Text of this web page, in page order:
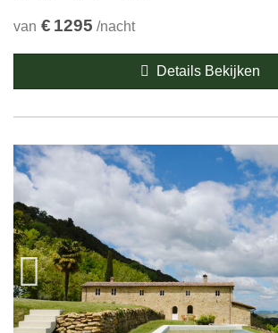
van € 1295 /nacht
Details Bekijken